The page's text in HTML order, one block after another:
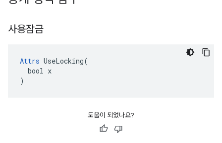
사용잠금
Attrs UseLocking(
  bool x
)
도움이 되었나요?